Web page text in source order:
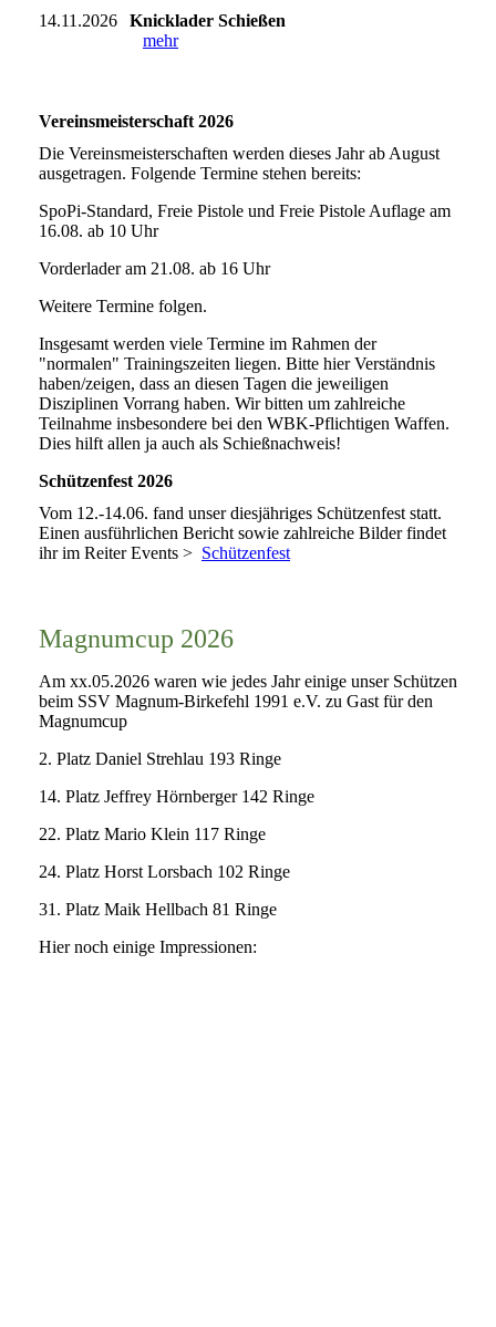
14.11.2026
Knicklader Schießen
mehr
Vereinsmeisterschaft 2026
Die Vereinsmeisterschaften werden dieses Jahr ab August
ausgetragen. Folgende Termine stehen bereits:
SpoPi-Standard, Freie Pistole und Freie Pistole Auflage am
16.08. ab 10 Uhr
Vorderlader am 21.08. ab 16 Uhr
Weitere Termine folgen.
Insgesamt werden viele Termine im Rahmen der
"normalen" Trainingszeiten liegen. Bitte hier Verständnis
haben/zeigen, dass an diesen Tagen die jeweiligen
Disziplinen Vorrang haben. Wir bitten um zahlreiche
Teilnahme insbesondere bei den WBK-Pflichtigen Waffen.
Dies hilft allen ja auch als Schießnachweis!
Schützenfest 2026
Vom 12.-14.06. fand unser diesjähriges Schützenfest statt.
Einen ausführlichen Bericht sowie zahlreiche Bilder findet
ihr im Reiter Events > Schützenfest
Magnumcup 2026
Am xx.05.2026 waren wie jedes Jahr einige unser Schützen
beim SSV Magnum-Birkefehl 1991 e.V. zu Gast für den
Magnumcup
2. Platz Daniel Strehlau 193 Ringe
14. Platz Jeffrey Hörnberger 142 Ringe
22. Platz Mario Klein 117 Ringe
24. Platz Horst Lorsbach 102 Ringe
31. Platz Maik Hellbach 81 Ringe
Hier noch einige Impressionen: